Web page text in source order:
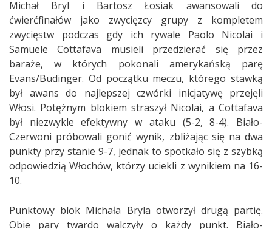
Michał Bryl i Bartosz Łosiak awansowali do
ćwierćfinałów jako zwycięzcy grupy z kompletem
zwycięstw podczas gdy ich rywale Paolo Nicolai i
Samuele Cottafava musieli przedzierać się przez
baraże, w których pokonali amerykańską parę
Evans/Budinger. Od początku meczu, którego stawką
był awans do najlepszej czwórki inicjatywę przejęli
Włosi. Potężnym blokiem straszył Nicolai, a Cottafava
był niezwykle efektywny w ataku (5-2, 8-4). Biało-
Czerwoni próbowali gonić wynik, zbliżając się na dwa
punkty przy stanie 9-7, jednak to spotkało się z szybką
odpowiedzią Włochów, którzy uciekli z wynikiem na 16-
10.
Punktowy blok Michała Bryla otworzył drugą partię.
Obie pary twardo walczyły o każdy punkt. Biało-